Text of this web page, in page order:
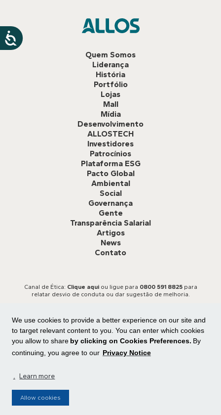
We use cookies to provide a better experience on our site and
to target relevant content to you. You can enter which cookies
you allow to share by clicking on Cookies Preferences. By
continuing, you agree to our Privacy Notice
. Learn more
Allow cookies
Quem Somos
Liderança
História
Portfólio
Lojas
Mall
Mídia
Desenvolvimento
ALLOSTECH
Investidores
Patrocínios
Plataforma ESG
Pacto Global
Ambiental
Social
Governança
Gente
Transparência Salarial
Artigos
News
Contato
Canal de Ética: Clique aquiou ligue para 0800 591 8825para
relatar desvio de conduta ou dar sugestão de melhoria.
Todos os direitos reservados
Central de privacidade